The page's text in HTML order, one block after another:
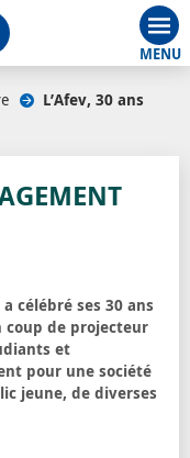
le moteur de
L’Afev, 30 ans
célébré ses 30 ans
coup de projecteur
et
pour une société
jeune, de diverses